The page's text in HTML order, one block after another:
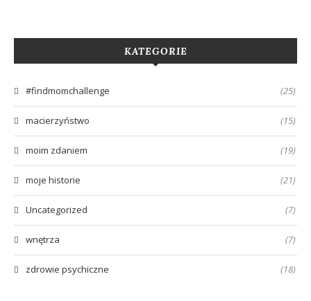
KATEGORIE
#findmomchallenge (25)
macierzyństwo (15)
moim zdaniem (19)
moje historie (21)
Uncategorized (7)
wnętrza (7)
zdrowie psychiczne (18)